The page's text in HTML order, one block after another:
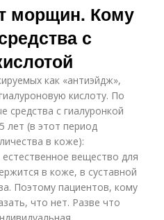
морщин. Кому
с
как «антиэйдж»,
кислоту. По
с гиалуронкой
лет (в этот период
в коже):
вещество для
в коже, в суставной
Поэтому пациентов, кому
что нет. Разве что